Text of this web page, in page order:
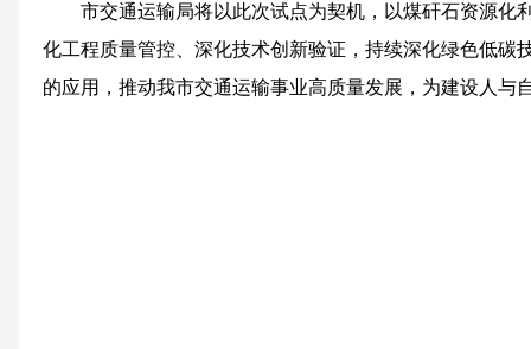
市交通运输局将以此次试点为契机，以煤矸石资源化
化工程质量管控、深化技术创新验证，持续深化绿色低碳
的应用，推动我市交通运输事业高质量发展，为建设人与